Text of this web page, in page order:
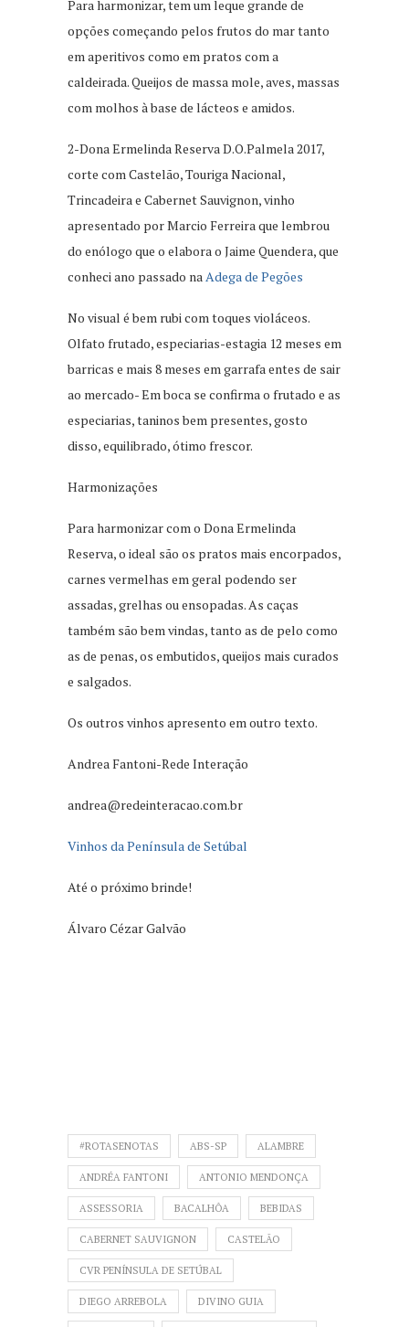
Para harmonizar, tem um leque grande de
opções começando pelos frutos do mar tanto
em aperitivos como em pratos com a
caldeirada. Queijos de massa mole, aves, massas
com molhos à base de lácteos e amidos.
2-Dona Ermelinda Reserva D.O.Palmela 2017,
corte com Castelão, Touriga Nacional,
Trincadeira e Cabernet Sauvignon, vinho
apresentado por Marcio Ferreira que lembrou
do enólogo que o elabora o Jaime Quendera, que
conheci ano passado naAdega de Pegões
No visual é bem rubi com toques violáceos.
Olfato frutado, especiarias-estagia 12 meses em
barricas e mais 8 meses em garrafa entes de sair
ao mercado- Em boca se confirma o frutado e as
especiarias, taninos bem presentes, gosto
disso, equilibrado, ótimo frescor.
Harmonizações
Para harmonizar com o Dona Ermelinda
Reserva, o ideal são os pratos mais encorpados,
carnes vermelhas em geral podendo ser
assadas, grelhas ou ensopadas. As caças
também são bem vindas, tanto as de pelo como
as de penas, os embutidos, queijos mais curados
e salgados.
Os outros vinhos apresento em outro texto.
Andrea Fantoni-Rede Interação
andrea@redeinteracao.com.br
Vinhos da Península de Setúbal
Até o próximo brinde!
Álvaro Cézar Galvão
#ROTASENOTAS ABS-SP ALAMBRE
ANDRÉA FANTONI ANTONIO MENDONÇA
ASSESSORIA BACALHÔA BEBIDAS
CABERNET SAUVIGNON CASTELÃO
CVR PENÍNSULA DE SETÚBAL
DIEGO ARREBOLA DIVINO GUIA